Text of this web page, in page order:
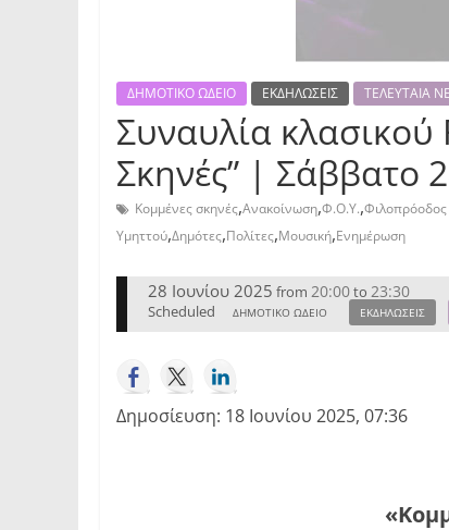
ΔΗΜΟΤΙΚΟ ΩΔΕΙΟ ΕΚΔΗΛΩΣΕΙΣ ΤΕΛΕΥΤΑΙΑ
Συναυλία
Σκηνές” | Σάββατο
Κομμένες σκηνές,Ανακοίνωση,Φ.Ο.Υ.,
Υμηττού,Δημότες,Πολίτες,Μουσική,Ενημέρωση
28 Ιουνίου 2025 from 20:00to 23:30
Scheduled ΔΗΜΟΤΙΚΟ ΩΔΕΙΟ ΕΚΔΗΛΩΣΕΙΣ
Δημοσίευση: 18 Ιουνίου 2025, 07:36